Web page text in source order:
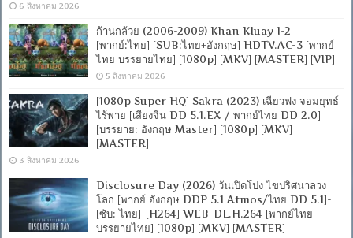
6 สิงหาคม 2026
ก้านกล้วย (2006-2009) Khan Kluay 1-2
[พากย์:ไทย] [SUB:ไทย+อังกฤษ] HDTV.AC-3 [พากย์
ไทย บรรยายไทย] [1080p] [MKV] [MASTER] [VIP]
5 สิงหาคม 2026
[1080p Super HQ] Sakra (2023) เฉียวฟง จอมยุทธ์
ไร้พ่าย [เสียงจีน DD 5.1.EX / พากย์ไทย DD 2.0]
[บรรยาย: อังกฤษ Master] [1080p] [MKV]
[MASTER]
3 สิงหาคม 2026
Disclosure Day (2026) วันเปิดโปง ไขปริศนาลวง
โลก [พากย์ อังกฤษ DDP 5.1 Atmos/ไทย DD 5.1]-
[ซับ: ไทย]-[H264] WEB-DL.H.264 [พากย์ไทย
บรรยายไทย] [1080p] [MKV] [MASTER]